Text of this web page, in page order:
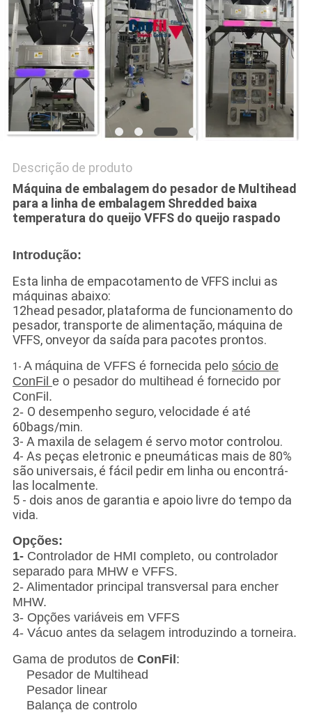
Descrição de produto
Máquina de embalagem do pesador de Multihead
para a linha de embalagem Shredded baixa
temperatura do queijo VFFS do queijo raspado
Introdução:
Esta linha de empacotamento de VFFS inclui as
máquinas abaixo:
12head pesador, plataforma de funcionamento do
pesador, transporte de alimentação, máquina de
VFFS, onveyor da saída para pacotes prontos.
1- A máquina de VFFS é fornecida pelo sócio de
ConFil e o pesador do multihead é fornecido por
ConFil.
2- O desempenho seguro, velocidade é até
60bags/min.
3- A maxila de selagem é servo motor controlou.
4- As peças eletronic e pneumáticas mais de 80%
são universais, é fácil pedir em linha ou encontrá-
las localmente.
5 - dois anos de garantia e apoio livre do tempo da
vida.
Opções:
1- Controlador de HMI completo, ou controlador
separado para MHW e VFFS.
2- Alimentador principal transversal para encher
MHW.
3- Opções variáveis em VFFS
4- Vácuo antes da selagem introduzindo a torneira.
Gama de produtos de ConFil :
Pesador de Multihead
Pesador linear
Balança de controlo